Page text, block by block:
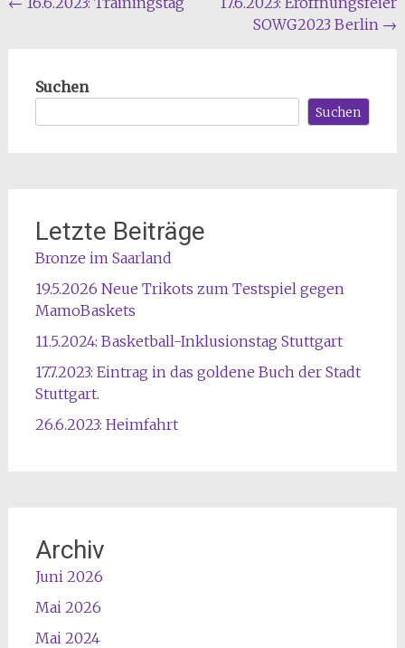
Beitragsnavigation
SOWG2023 Berlin →
Suchen
Suchen
Letzte Beiträge
Bronze im Saarland
19.5.2026 Neue Trikots zum Testspiel gegen
MamoBaskets
11.5.2024: Basketball-Inklusionstag Stuttgart
17.7.2023: Eintrag in das goldene Buch der Stadt
Stuttgart.
26.6.2023: Heimfahrt
Archiv
Juni 2026
Mai 2026
Mai 2024